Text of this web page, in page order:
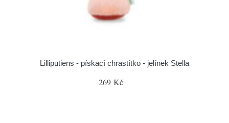
Lilliputiens - pískací chrastítko - jelínek Stella
269 Kč